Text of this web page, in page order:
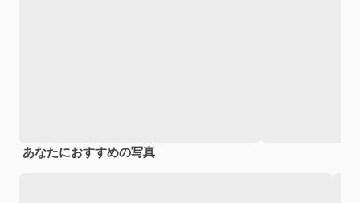
あなたにおすすめの写真